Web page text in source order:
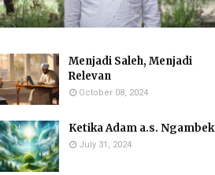
Menjadi Saleh, Menjadi
Relevan
October 08, 2024
Ketika Adam a.s. Ngambek
July 31, 2024